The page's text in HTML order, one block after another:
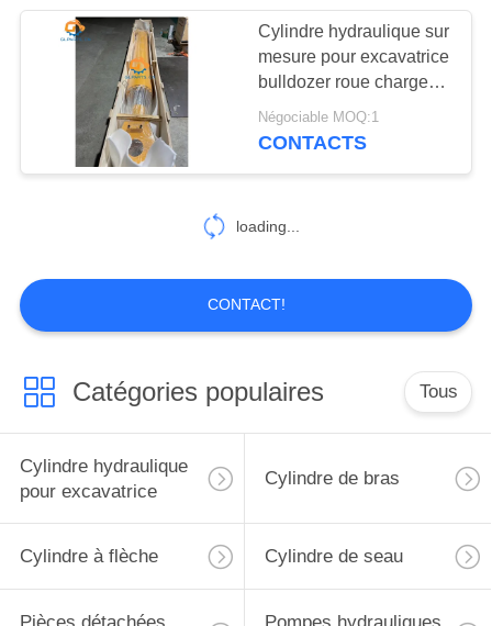
Cylindre hydraulique sur
mesure pour excavatrice
bulldozer roue chargeur
camionneur déchargeur
Négociable MOQ:1
CONTACTS
loading...
CONTACT!
Catégories populaires Tous
Cylindre hydraulique
pour excavatrice
Cylindre de bras
Cylindre à flèche Cylindre de seau